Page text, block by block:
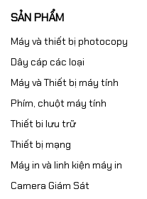
SẢN PHẨM
Máy và thiết bị photocopy
Dây cáp các loại
Máy và Thiết bị máy tính
Phím, chuột máy tính
Thiết bi lưu trữ
Thiết bị mạng
Máy in và linh kiện máy in
Camera Giám Sát